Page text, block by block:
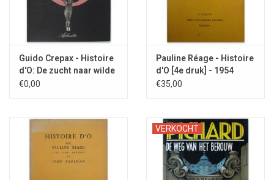
Guido Crepax - Histoire
d'O: De zucht naar wilde
strelingen - 1984
€0,00
Pauline Réage - Histoire
d'O [4e druk] - 1954
€35,00
VERKOCHT